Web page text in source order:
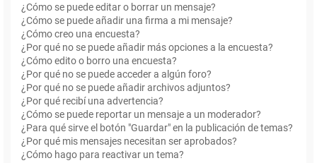
¿Cómo se puede editar o borrar un mensaje?
¿Cómo se puede añadir una firma a mi mensaje?
¿Cómo creo una encuesta?
¿Por qué no se puede añadir más opciones a la encuesta?
¿Cómo edito o borro una encuesta?
¿Por qué no se puede acceder a algún foro?
¿Por qué no se puede añadir archivos adjuntos?
¿Por qué recibí una advertencia?
¿Cómo se puede reportar un mensaje a un moderador?
¿Para qué sirve el botón "Guardar" en la publicación de temas?
¿Por qué mis mensajes necesitan ser aprobados?
¿Cómo hago para reactivar un tema?